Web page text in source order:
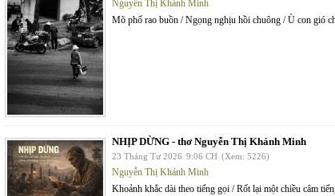
Nguyễn Thị Khánh Minh
Mõ phố rao buồn / Ngọng nghịu hồi chuông / Ù con gió
NHỊP DỪNG - thơ Nguyễn Thị Khánh Minh
23 Tháng Tư 2026 9:06 CH (Xem: 5226)
Nguyễn Thị Khánh Minh
Khoảnh khắc dài theo tiếng gọi / Rốt lại một chiều câm